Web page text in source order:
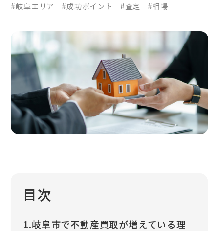
#岐阜エリア
#成功ポイント #査定 #相場
目次
1.岐阜市で不動産買取が増えている理